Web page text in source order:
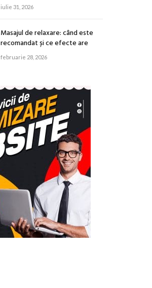
iulie 31, 2026
Masajul de relaxare: când este
recomandat și ce efecte are
februarie 28, 2026